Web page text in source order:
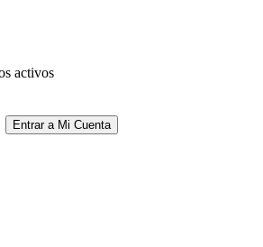
activos
Entrar a Mi Cuenta